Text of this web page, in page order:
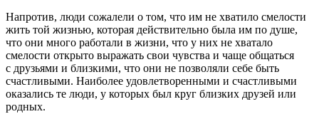
Напротив, люди сожалели о том, что им не хватило смелости
жить той жизнью, которая действительно была им по душе,
что они много работали в жизни, что у них не хватало
смелости открыто выражать свои чувства и чаще общаться
с друзьями и близкими, что они не позволяли себе быть
счастливыми. Наиболее удовлетворенными и счастливыми
оказались те люди, у которых был круг близких друзей или
родных.